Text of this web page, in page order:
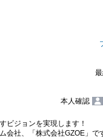
本人確認
ビジョンを実現します！
会社、「株式会社GZOE」